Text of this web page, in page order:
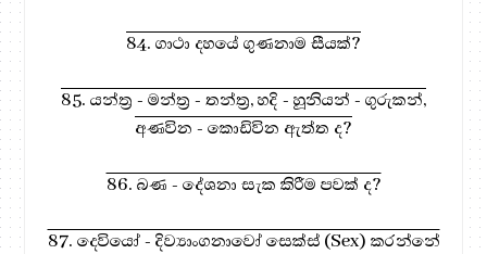
84. ගාථා දහයේ ගුණනාම සීයක්?
85. යන්ත්‍ර - මන්ත්‍ර - තන්ත්‍ර, හදි - හූනියන් - ගුරුකන්,
අණවින - කොඩිවින ඇත්ත ද?
86. බණ - දේශනා සැක කිරීම පවක් ද?
87. දෙවියෝ - දිව්‍යාංගනාවෝ සෙක්ස් (Sex) කරන්නේ